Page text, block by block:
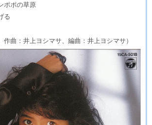
ポポの草原
る
作曲：井上ヨシマサ、編曲：井上ヨシマサ）